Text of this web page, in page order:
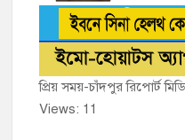
প্রিয় সময়-চাঁদপুর রিপোর্ট
Views: 11